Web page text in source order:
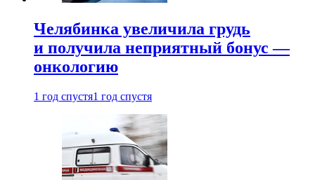
Челябинка увеличила грудь
и получила неприятный бонус —
онкологию
1 год спустя1 год спустя